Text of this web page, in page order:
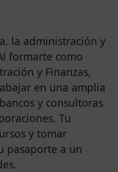
la administración y
formarte como
y Finanzas,
en una amplia
y consultoras
Tu
y tomar
pasaporte a un